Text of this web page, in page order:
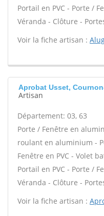
Portail en PVC - Porte /
Véranda - Clôture -
Voir la fiche artisan :
Aprobat Usset,
Artisan
Département: 03, 63
Porte / Fenêtre en
roulant en aluminium -
Fenêtre en PVC - Volet
Portail en PVC - Porte /
Véranda - Clôture -
Voir la fiche artisan :